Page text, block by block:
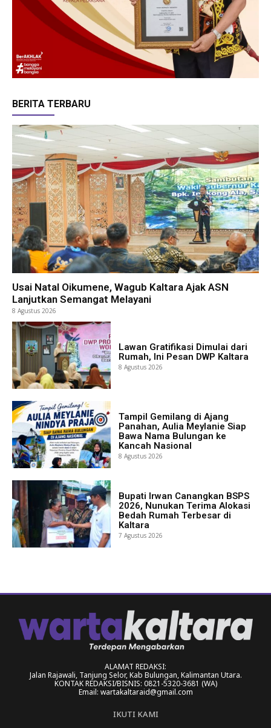
BERITA TERBARU
Usai Natal Oikumene, Wagub Kaltara Ajak ASN
Lanjutkan Semangat Melayani
8 Agustus 2026
Lawan Gratifikasi Dimulai dari
Rumah, Ini Pesan DWP Kaltara
8 Agustus 2026
Tampil Gemilang di Ajang
Panahan, Aulia Meylanie Siap
Bawa Nama Bulungan ke
Kancah Nasional
8 Agustus 2026
Bupati Irwan Canangkan BSPS
2026, Nunukan Terima Alokasi
Bedah Rumah Terbesar di
Kaltara
7 Agustus 2026
ALAMAT REDAKSI:
Jalan Rajawali, Tanjung Selor, Kab Bulungan, Kalimantan Utara.
KONTAK REDAKSI/BISNIS: 0821-5320-3681 (WA)
Email: wartakaltaraid@gmail.com
IKUTI KAMI